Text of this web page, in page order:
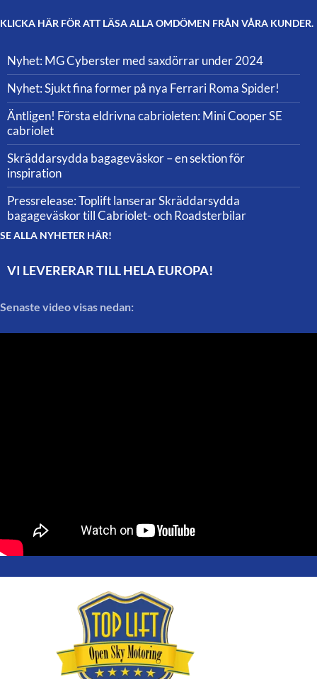
KLICKA HÄR FÖR ATT LÄSA ALLA OMDÖMEN FRÅN VÅRA KUNDER.
Nyhet: MG Cyberster med saxdörrar under 2024
Nyhet: Sjukt fina former på nya Ferrari Roma Spider!
Äntligen! Första eldrivna cabrioleten: Mini Cooper SE
cabriolet
Skräddarsydda bagageväskor – en sektion för
inspiration
Pressrelease: Toplift lanserar Skräddarsydda
bagageväskor till Cabriolet- och Roadsterbilar
SE ALLA NYHETER HÄR!
VI LEVERERAR TILL HELA EUROPA!
Senaste video visas nedan: